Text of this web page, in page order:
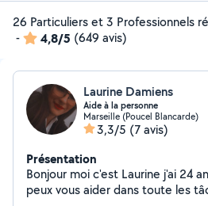
26 Particuliers et 3 Professionnels
-
4,8/5 (649 avis)
Laurine Damiens
Aide à la personne
Marseille (Poucel Blancarde)
3,3/5 (7 avis)
Présentation
Bonjour moi c'est Laurine j'ai 24
peux vous aider dans toute les